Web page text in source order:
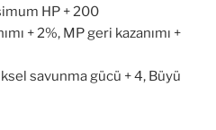
HP + 200
+ 2%, MP geri kazanımı +
savunma gücü + 4, Büyü